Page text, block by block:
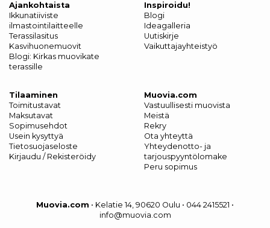
Ajankohtaista
Ikkunatiiviste
ilmastointilaitteelle
Terassilasitus
Kasvihuonemuovit
Blogi: Kirkas muovikate
terassille
Inspiroidu!
Blogi
Ideagalleria
Uutiskirje
Vaikuttajayhteistyö
Tilaaminen
Toimitustavat
Maksutavat
Sopimusehdot
Usein kysyttyä
Tietosuojaseloste
Kirjaudu / Rekisteröidy
Muovia.com
Vastuullisesti muovista
Meistä
Rekry
Ota yhteyttä
Yhteydenotto- ja
tarjouspyyntölomake
Peru sopimus
Muovia.com • Kelatie 14, 90620 Oulu • 044 2415521 •
info@muovia.com